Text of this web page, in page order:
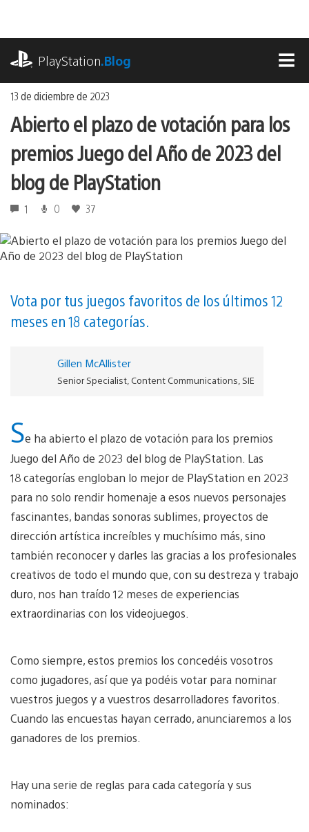
contenido
PlayStation.Blog
13 de diciembre de 2023
Abierto el plazo de votación para los
premios Juego del Año de 2023 del
blog de PlayStation
1 0 37
Vota por tus juegos favoritos de los últimos 12
meses en 18 categorías.
Gillen McAllister
Senior Specialist, Content Communications, SIE
Se ha abierto el plazo de votación para los premios
Juego del Año de 2023 del blog de PlayStation. Las
18 categorías engloban lo mejor de PlayStation en 2023
para no solo rendir homenaje a esos nuevos personajes
fascinantes, bandas sonoras sublimes, proyectos de
dirección artística increíbles y muchísimo más, sino
también reconocer y darles las gracias a los profesionales
creativos de todo el mundo que, con su destreza y trabajo
duro, nos han traído 12 meses de experiencias
extraordinarias con los videojuegos.
Como siempre, estos premios los concedéis vosotros
como jugadores, así que ya podéis votar para nominar
vuestros juegos y a vuestros desarrolladores favoritos.
Cuando las encuestas hayan cerrado, anunciaremos a los
ganadores de los premios.
Hay una serie de reglas para cada categoría y sus
nominados: